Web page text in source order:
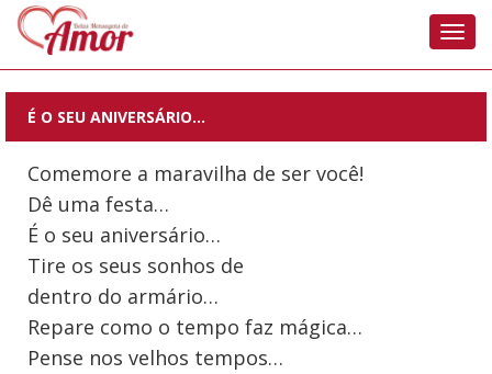
É O SEU ANIVERSÁRIO…
Comemore a maravilha de ser você!
Dê uma festa…
É o seu aniversário…
Tire os seus sonhos de
dentro do armário…
Repare como o tempo faz mágica…
Pense nos velhos tempos…